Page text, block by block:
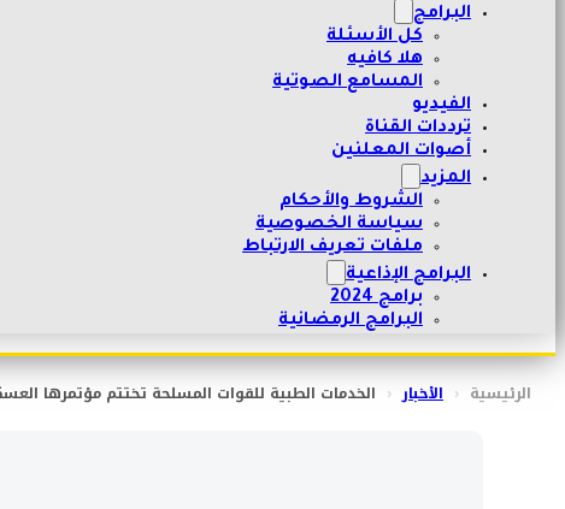
البرامج
كل الأسئلة
هلا كافيه
المسامع الصوتية
الفيديو
ترددات القناة
أصوات المعلنين
المزيد
الشروط والأحكام
سياسة الخصوصية
ملفات تعريف الارتباط
البرامج الإذاعية
برامج 2024
البرامج الرمضانية
الرئيسية ‹ الأخبار ‹ الخدمات الطبية للقوات المسلحة تختتم مؤتمرها